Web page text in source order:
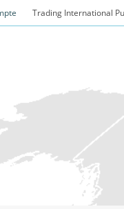
Trading International